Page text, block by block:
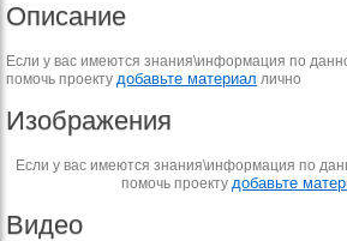
Описание
Если у вас имеются знания\информация по
помочь проекту добавьте материал лично
Изображения
Если у вас имеются знания\информация по
помочь проекту добавьте
Видео